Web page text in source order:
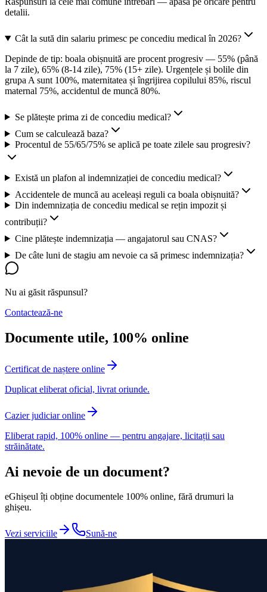
detalii.
Cât la sută din salariu primesc pe concediu medical în 2026?
Depinde de tip: boala obișnuită are procent progresiv — 55% (până
la 7 zile), 65% (8-14 zile), 75% (15+ zile). Urgențele și bolile din
grupa A sunt 100%, maternitatea și îngrijirea copilului 85%, riscul
maternal 75%, accidentul de muncă 80%.
Se plătește prima zi de concediu medical?
Cum se calculează baza?
Procentul de 55/65/75% se aplică pe toate zilele sau progresiv?
Există un plafon al indemnizației de concediu medical?
Accidentele de muncă au aceleași reguli ca boala obișnuită?
Din indemnizația de concediu medical se rețin impozit și
contribuții?
Cine plătește indemnizația — angajatorul sau CNAS?
De câte luni de stagiu am nevoie ca să primesc indemnizația?
Nu ai găsit răspunsul?
Contactează-ne
Documente utile, 100% online
Certificat de naștere online
Duplicat eliberat oficial, livrat oriunde.
Cazier judiciar online
Eliberat rapid, 100% online — pentru angajare, licitații sau
străinătate.
Ai nevoie de un document?
eGhișeul îți obține documentele 100% online, fără drumuri la
ghișeu.
Vezi serviciile Sună-ne